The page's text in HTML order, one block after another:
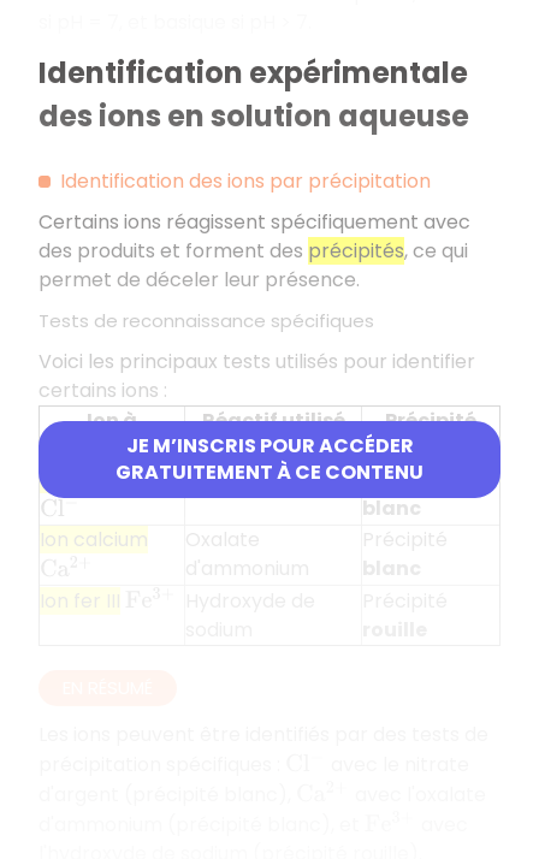
JE M’INSCRIS POUR ACCÉDER
GRATUITEMENT À CE CONTENU
Identification expérimentale
des ions en solution aqueuse
Identification des ions par précipitation
Certains ions réagissent spécifiquement avec
des produits et forment des précipités, ce qui
permet de déceler leur présence.
Tests de reconnaissance spécifiques
Voici les principaux tests utilisés pour identifier
certains ions :
Ion à
identifier
Réactif utilisé
Précipité
formé
Ion chlorure
Cl−
Nitrate d'argent
Précipité
blanc
Ion calcium